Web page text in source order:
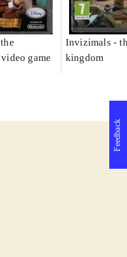
game
Invizimals -
kingdom
Feedback